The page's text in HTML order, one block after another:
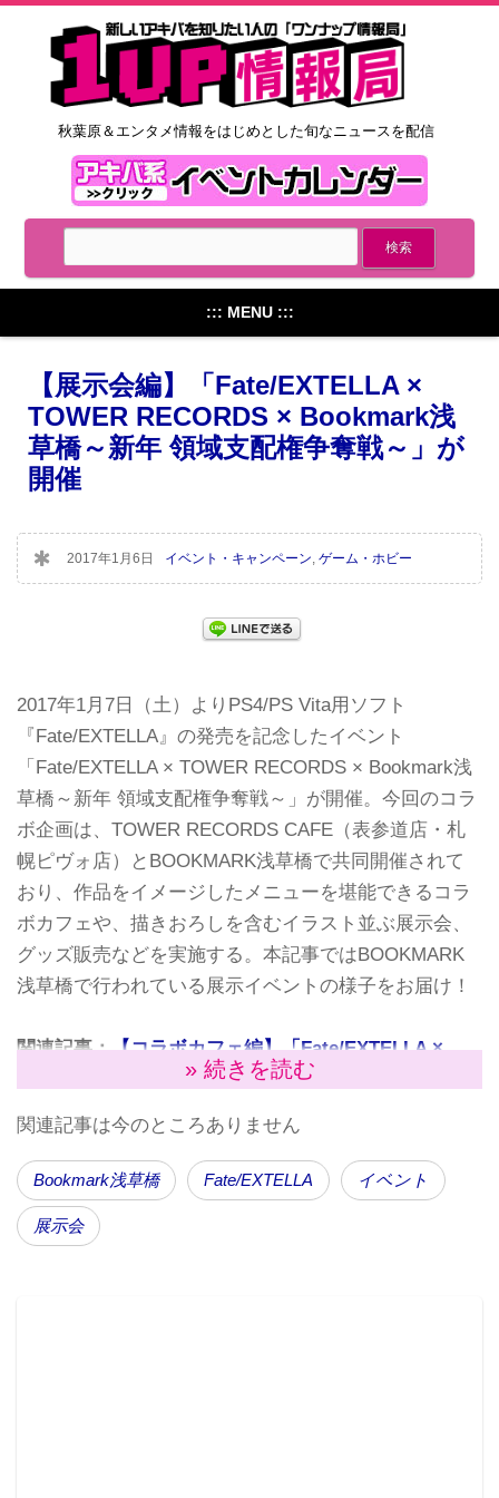
秋葉原＆エンタメ情報をはじめとした旬なニュースを配信
::: MENU :::
【展示会編】「Fate/EXTELLA ×
TOWER RECORDS × Bookmark浅
草橋～新年 領域支配権争奪戦～」が
開催
2017年1月6日 イベント・キャンペーン ゲーム・ホビー
2017年1月7日（土）よりPS4/PS Vita用ソフト
『Fate/EXTELLA』の発売を記念したイベント
「Fate/EXTELLA × TOWER RECORDS × Bookmark浅
草橋～新年 領域支配権争奪戦～」が開催。今回のコラ
ボ企画は、TOWER RECORDS CAFE（表参道店・札
幌ピヴォ店）とBOOKMARK浅草橋で共同開催されて
おり、作品をイメージしたメニューを堪能できるコラ
ボカフェや、描きおろしを含むイラスト並ぶ展示会、
グッズ販売などを実施する。本記事ではBOOKMARK
浅草橋で行われている展示イベントの様子をお届け！
関連記事：【コラボカフェ編】「Fate/EXTELLA ×
TOWER RECORDS × Bookmark浅草橋～新年 領域支
» 続きを読む
関連記事は今のところありません
Bookmark浅草橋 Fate/EXTELLA イベント
展示会